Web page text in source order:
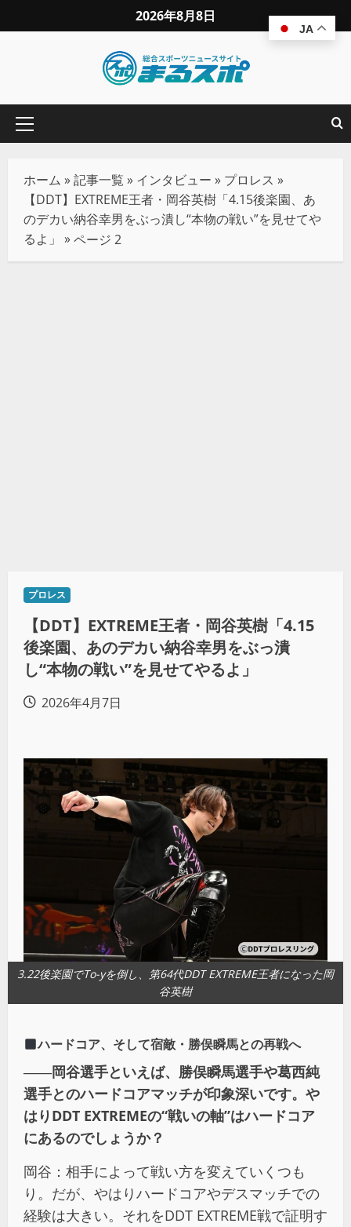
2026年8月8日
ホーム »記事一覧 » インタビュー » プロレス »
【DDT】EXTREME王者・岡谷英樹「4.15後楽園、あ
のデカい納谷幸男をぶっ潰し“本物の戦い”を見せてや
るよ」 »ページ 2
プロレス
【DDT】EXTREME王者・岡谷英樹「4.15
後楽園、あのデカい納谷幸男をぶっ潰
し“本物の戦い”を見せてやるよ」
2026年4月7日
3.22後楽園でTo-yを倒し、第64代DDT EXTREME王者になった岡
谷英樹
ハードコア、そして宿敵・勝俣瞬馬との再戦へ
――岡谷選手といえば、勝俣瞬馬選手や葛西純
選手とのハードコアマッチが印象深いです。や
はりDDT EXTREMEの“戦いの軸”はハードコア
にあるのでしょうか？
岡谷：相手によって戦い方を変えていくつも
り。だが、やはりハードコアやデスマッチでの
経験は大きい。それをDDT EXTREME戦で証明す
JA